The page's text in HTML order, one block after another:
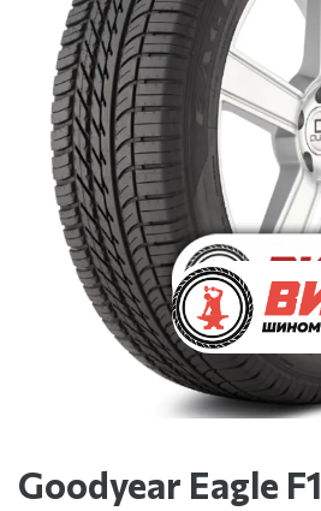
Goodyear Eagle F1